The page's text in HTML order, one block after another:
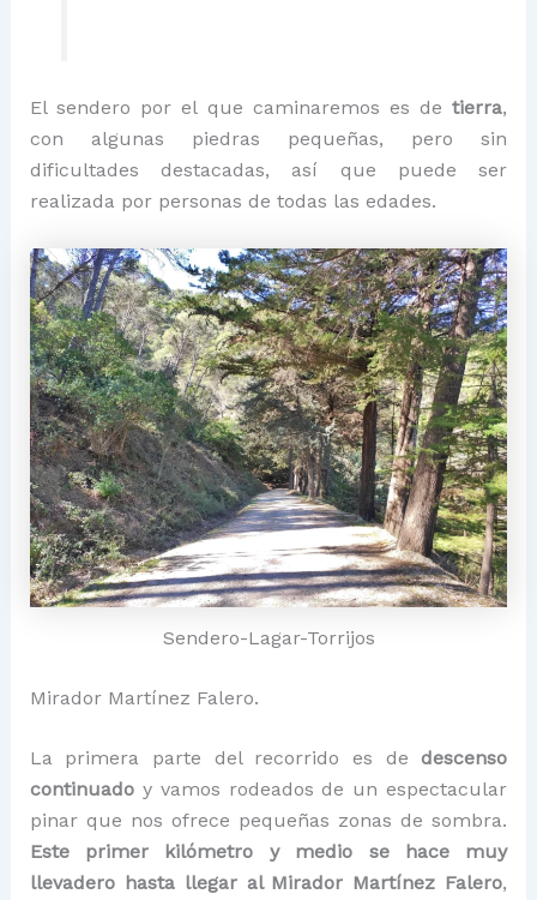
El sendero por el que caminaremos es detierra,
con algunas piedras pequeñas, pero sin
dificultades destacadas, así que puede ser
realizada por personas de todas las edades.
Sendero-Lagar-Torrijos
Mirador Martínez Falero.
La primera parte del recorrido es dedescenso
continuadoy vamos rodeados de un espectacular
pinar que nos ofrece pequeñas zonas de sombra.
Este primer kilómetro y medio se hace muy
llevadero hasta llegar al Mirador Martínez Falero,